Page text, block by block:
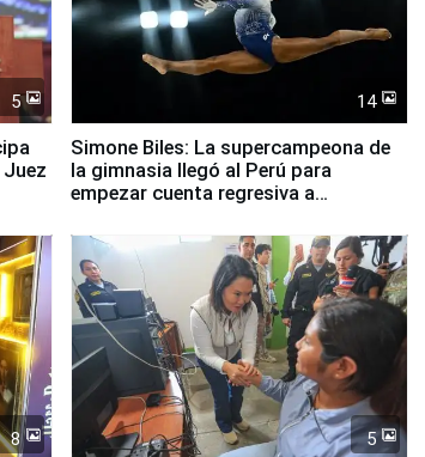
5 14
Simone Biles: La supercampeona de
la gimnasia llegó al Perú para
empezar cuenta regresiva a
8 5